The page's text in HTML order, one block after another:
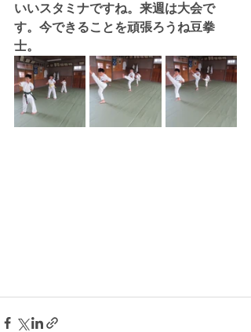
いいスタミナですね。来週は大会で
す。今できることを頑張ろうね豆拳
士。